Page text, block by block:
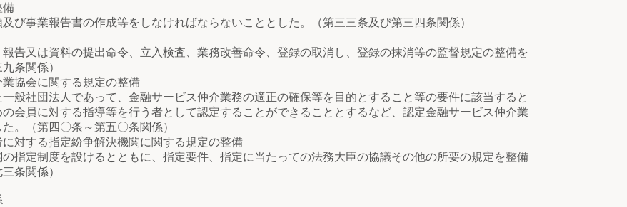
び事業報告書の作成等をしなければならないこととした。（第三三条及び第三四条関係）
告又は資料の提出命令、立入検査、業務改善命令、登録の取消し、登録の抹消等の監督規定の整備を
条関係）
会に関する規定の整備
般社団法人であって、金融サービス仲介業務の適正の確保等を目的とすること等の要件に該当すると
会員に対する指導等を行う者として認定することができることとするなど、認定金融サービス仲介業
。（第四〇条～第五〇条関係）
する指定紛争解決機関に関する規定の整備
指定制度を設けるとともに、指定要件、指定に当たっての法務大臣の協議その他の所要の規定を整備
条関係）